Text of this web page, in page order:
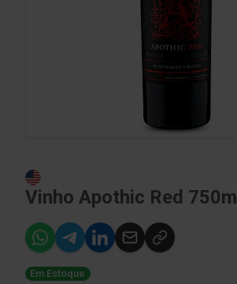
Vinho Apothic Red 750ml
Em Estoque